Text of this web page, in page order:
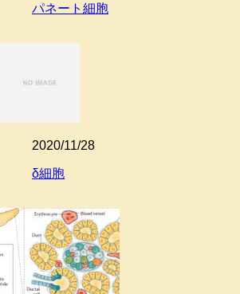
パネート細胞
2020/11/28
δ細胞